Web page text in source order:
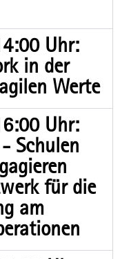
Uhr:
in der
Werte
Uhr:
- Schulen
für die
am